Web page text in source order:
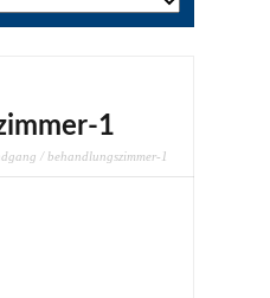
1
/ behandlungszimmer-1